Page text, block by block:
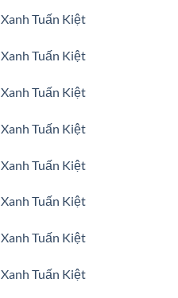
Tuấn Kiệt
Tuấn Kiệt
Tuấn Kiệt
Tuấn Kiệt
Tuấn Kiệt
Tuấn Kiệt
Tuấn Kiệt
Tuấn Kiệt